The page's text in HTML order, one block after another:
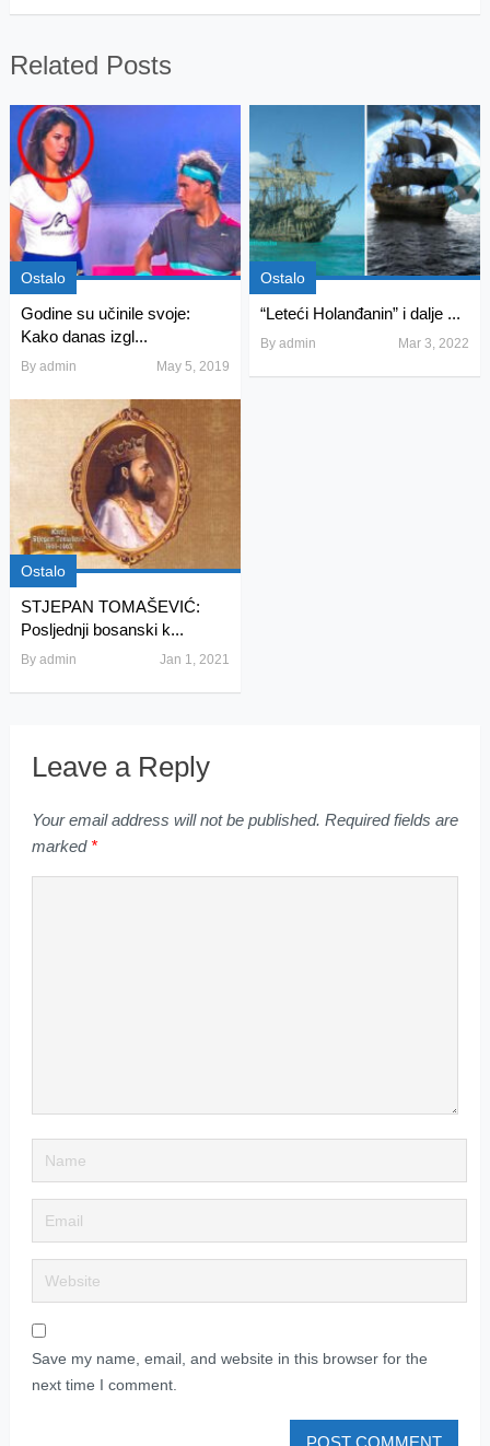
Related Posts
Ostalo
Godine su učinile svoje:
Kako danas izgl...
By admin May 5, 2019
Ostalo
“Leteći Holanđanin” i dalje ...
Byadmin Mar 3, 2022
Ostalo
STJEPAN TOMAŠEVIĆ:
Posljednji bosanski k...
By admin Jan 1, 2021
Leave a Reply
Your email address will not be published. Required fields are
marked *
Save my name, email, and website in this browser for the
next time I comment.